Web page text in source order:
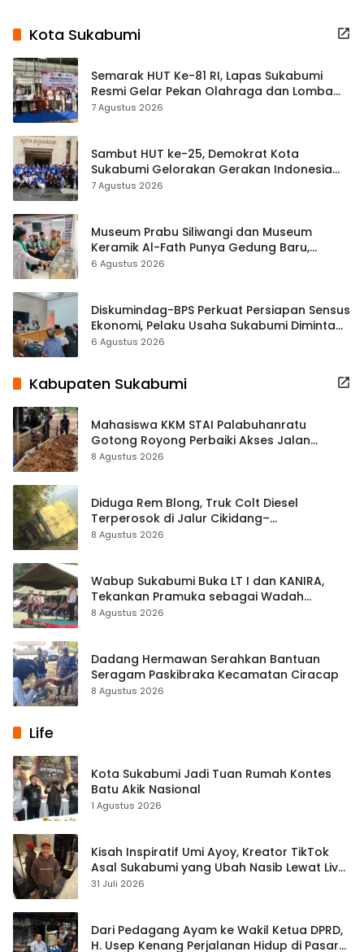
Kota Sukabumi
Semarak HUT Ke-81 RI, Lapas Sukabumi
Resmi Gelar Pekan Olahraga dan Lomba
Tradisional
7 Agustus 2026
Sambut HUT ke-25, Demokrat Kota
Sukabumi Gelorakan Gerakan Indonesia
ASRI Lewat Aksi Bersih Masjid Agung
7 Agustus 2026
Museum Prabu Siliwangi dan Museum
Keramik Al-Fath Punya Gedung Baru,
Hampir 500 Koleksi Dipisahkan
6 Agustus 2026
Diskumindag-BPS Perkuat Persiapan Sensus
Ekonomi, Pelaku Usaha Sukabumi Diminta
Terbuka Beri Data
6 Agustus 2026
Kabupaten Sukabumi
Mahasiswa KKM STAI Palabuhanratu
Gotong Royong Perbaiki Akses Jalan
Majelis Ta’lim di Sagaranten
8 Agustus 2026
Diduga Rem Blong, Truk Colt Diesel
Terperosok di Jalur Cikidang–
Palabuhanratu
8 Agustus 2026
Wabup Sukabumi Buka LT I dan KANIRA,
Tekankan Pramuka sebagai Wadah
Pembentukan Karakter
8 Agustus 2026
Dadang Hermawan Serahkan Bantuan
Seragam Paskibraka Kecamatan Ciracap
8 Agustus 2026
Life
Kota Sukabumi Jadi Tuan Rumah Kontes
Batu Akik Nasional
1 Agustus 2026
Kisah Inspiratif Umi Ayoy, Kreator TikTok
Asal Sukabumi yang Ubah Nasib Lewat Live
Streaming
31 Juli 2026
Dari Pedagang Ayam ke Wakil Ketua DPRD,
H. Usep Kenang Perjalanan Hidup di Pasar